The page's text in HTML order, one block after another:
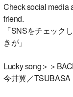
Check social media
friend.
「SNSをチェック
きが」
Lucky song＞＞
今井翼／TSUBASA